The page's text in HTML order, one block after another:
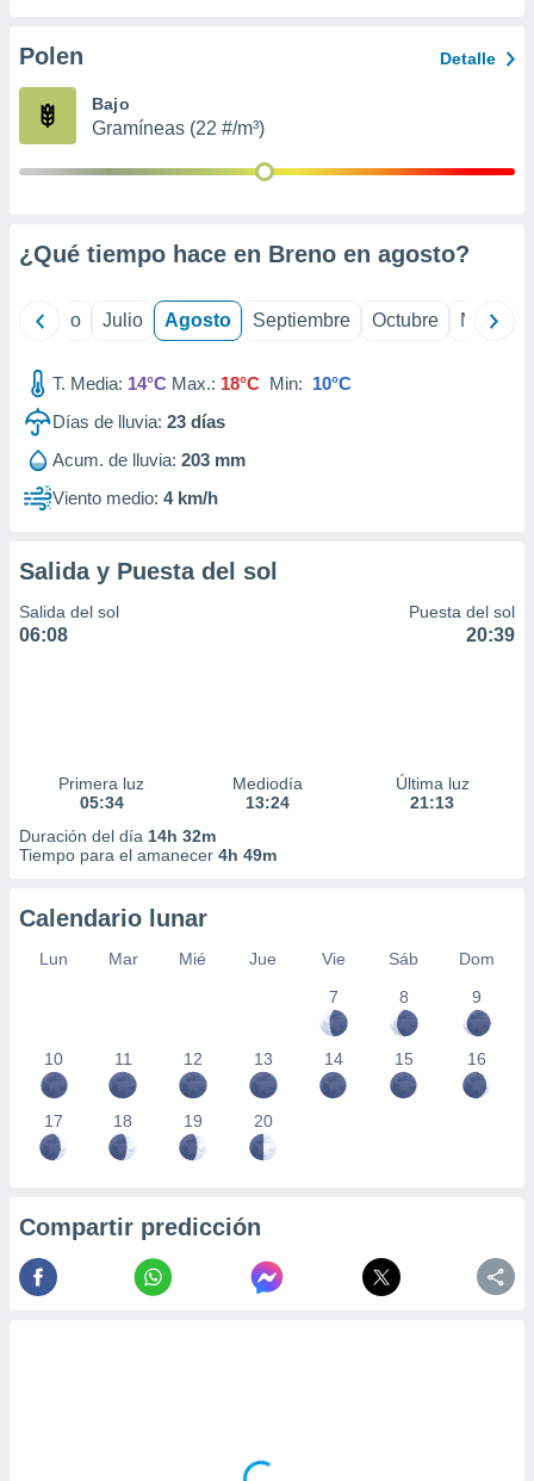
e
mediante
publicidad
publicidad
1199
Polen Detalle
Bajo
Gramíneas (22 #/m³)
¿Qué tiempo hace en Breno en agosto?
Junio Julio Agosto Septiembre Octubre
T. Media: 14°C Max.: 18°C Min: 10°C
Días de lluvia: 23 días
Acum. de lluvia: 203 mm
Viento medio: 4 km/h
Salida y Puesta del sol
Salida del sol
06:08
Puesta del sol
20:39
Primera luz
05:34
Mediodía
13:24
Última luz
21:13
Duración del día 14h 32m
Tiempo para el amanecer 4h 49m
Calendario lunar
Lun Mar Mié Jue Vie Sáb
Dom
7
8 9
10 11 12 13 14 15 16
17 18 19 20
Compartir predicción